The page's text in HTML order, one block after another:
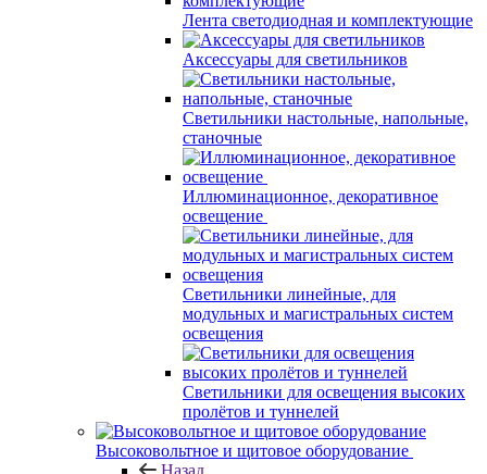
Лента светодиодная и комплектующие
Аксессуары для светильников
Светильники настольные, напольные,
станочные
Иллюминационное, декоративное
освещение
Светильники линейные, для
модульных и магистральных систем
освещения
Светильники для освещения высоких
пролётов и туннелей
Высоковольтное и щитовое оборудование
Назад